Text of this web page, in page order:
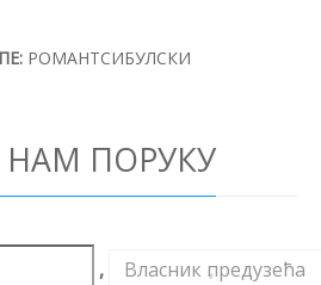
РОМАНТСИБУЛСКИ
ПОРУКУ
, Власник предузећа
,